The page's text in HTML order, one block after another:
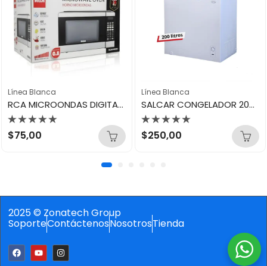
Línea Blanca
RCA MICROONDAS DIGITAL 0.8 700W ACERO INOXIDABLE RCMW0830
Valorado
con
$75,00
Línea Blanca
SALCAR CONGELADOR 200LTS SAL-CF200W
Valorado
con
$250,00
2025 © Zonatech Group
SoporteContáctenosNosotrosTienda